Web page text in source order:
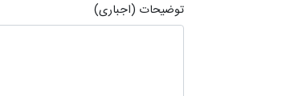
توضیحات (اجباری)